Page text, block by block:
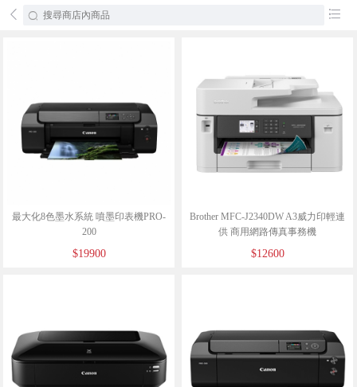
󰄕 󰂦
最大化8色墨水系統 噴墨印表機PRO-
200
$19900
Brother MFC-J2340DW A3威力印輕連
供 商用網路傳真事務機
$12600